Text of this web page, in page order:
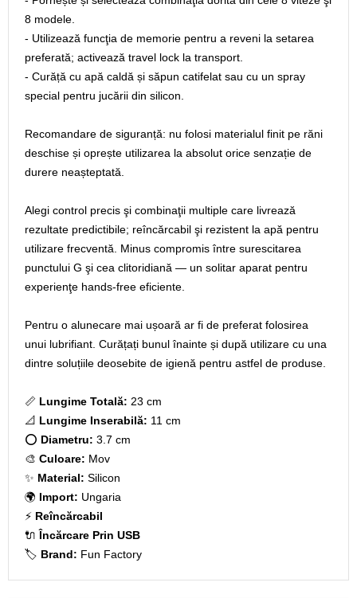
8 modele.
- Utilizează funcţia de memorie pentru a reveni la setarea
preferată; activează travel lock la transport.
- Curăță cu apă caldă și săpun catifelat sau cu un spray
special pentru jucării din silicon.
Recomandare de siguranță: nu folosi materialul finit pe răni
deschise și oprește utilizarea la absolut orice senzație de
durere neașteptată.
Alegi control precis şi combinaţii multiple care livrează
rezultate predictibile; reîncărcabil şi rezistent la apă pentru
utilizare frecventă. Minus compromis între surescitarea
punctului G şi cea clitoridiană — un solitar aparat pentru
experienţe hands‑free eficiente.
Pentru o alunecare mai ușoară ar fi de preferat folosirea
unui lubrifiant. Curățați bunul înainte și după utilizare cu una
dintre soluțiile deosebite de igienă pentru astfel de produse.
📏 Lungime Totală: 23 cm
📐 Lungime Inserabilă: 11 cm
⭕ Diametru: 3.7 cm
🎨 Culoare: Mov
✨ Material: Silicon
🌍 Import: Ungaria
⚡ Reîncărcabil
🔌 Încărcare Prin USB
🏷️ Brand: Fun Factory